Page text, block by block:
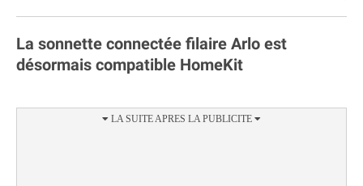
La sonnette connectée filaire Arlo est
désormais compatible HomeKit